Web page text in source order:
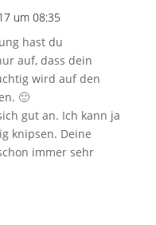
um 08:35
hast du
auf, dass dein
wird auf den
🙂
gut an. Ich kann ja
knipsen. Deine
immer sehr